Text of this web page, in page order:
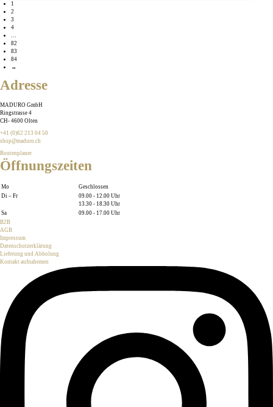
1
2
3
4
…
82
83
84
→
Adresse
MADURO GmbH
Ringstrasse 4
CH- 4600 Olten
+41 (0)62 213 04 50
shop@maduro.ch
Routenplaner
Öffnungszeiten
Mo
Geschlossen
Di – Fr
09.00 - 12.00 Uhr
13.30 - 18.30 Uhr
Sa
09.00 - 17.00 Uhr
B2B
AGB
Impressum
Datenschutzerklärung
Lieferung und Abholung
Kontakt aufnahemen